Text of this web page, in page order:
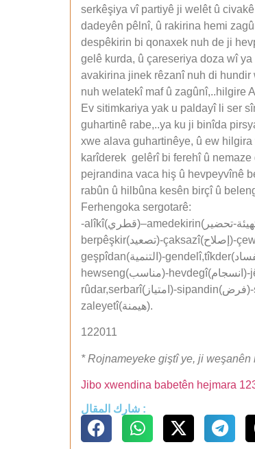
serkêşiya vî partiyê ji welêt û
dadeyên pêlnî, û rakirina hemi
despêkirin bi qonaxek nuh de ji
gelê kurda, û çareseriya doza wî
avakirina jinek rêzanî nuh di
nuh welatekî maf û zagûnî,..hilgire
Ev sitimkariya yak u paldayî li ser
guhartinê rabe,..ya ku ji binîda
xwe alava guhartinêye, û ew
karîderek gelêrî bi ferehî û
pejrandina vaca hiş û hevpeyvînê
rabûn û hilbûna kesên birçî û
Ferhengoka sergotarê:
-alîkî(قطري)–amedekirin(تهيئة-تحضير)–awat,dîtyan(تطلّع)–amiztin(اندماج)–alav(أداة)–bînîn(منتظر)–bijan(يثير)–bel(بارز)-bijare(تنقيح)-berîtir(الأسبق)-
berpêşkir(تصعيد)-çaksazî(إصلاح)-çewsandin(استغلال)-deramet,dehat(مورد)-daçikandin(ترسيخ)-dilniya,pişrastî(الأمان)-derecam(استنتاج)-gotek(مزاعم)-
geşpîdan(التنمية)-gendelî,tîkder(الفساد)-gozerî(معيشي)-hemwarkirî, rastkirin(تعديل)-hesbûn,jîhatin(كفاءة)-handan(تحريض)-hilbûn,rabûn(النهوض)-hêjayî(لائق)-
hewseng(مناسب)-hevdegî(انسجام)-jêker(تمييز)-kareyî, kirdarîş(إجراءات)-karbîn(عوامل)-nijad(الجنسية)-niyaz(عزم)-nehînî(تجاهل)-pîver(معيار)-rûmet(الكرامة)-
rûdar,serbarî(امتياز)-sipandin(فرض)-şiyan(مقدّرات)-tewakan(استكمال)-tewdan(تعجيل)-tenahî,asa(تأني-هدوء)-weze(طاقة)-xemsar(إهمال)-xûkar(تلقائي)-
zaleyetî(هيمنة).
122011
* Rojnameyeke giştî ye, ji
Jibo xwendina babetên hejmara
شارك المقال :